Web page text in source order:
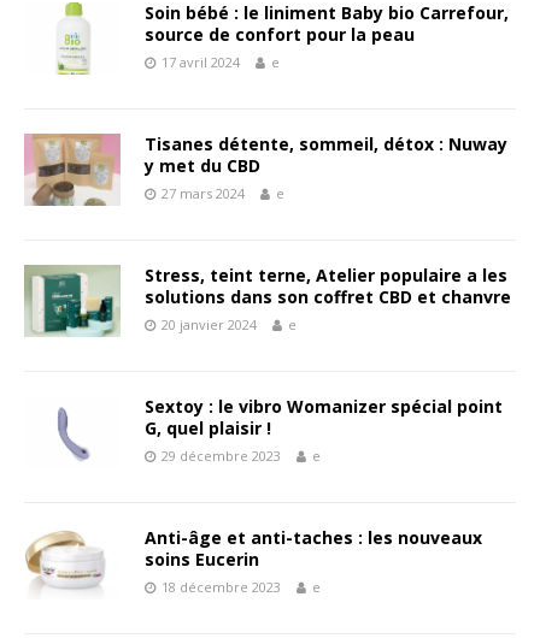
Soin bébé : le liniment Baby bio Carrefour,
source de confort pour la peau
17 avril 2024 e
Tisanes détente, sommeil, détox : Nuway
y met du CBD
27 mars 2024 e
Stress, teint terne, Atelier populaire a les
solutions dans son coffret CBD et chanvre
20 janvier 2024 e
Sextoy : le vibro Womanizer spécial point
G, quel plaisir !
29 décembre 2023 e
Anti-âge et anti-taches : les nouveaux
soins Eucerin
18 décembre 2023 e